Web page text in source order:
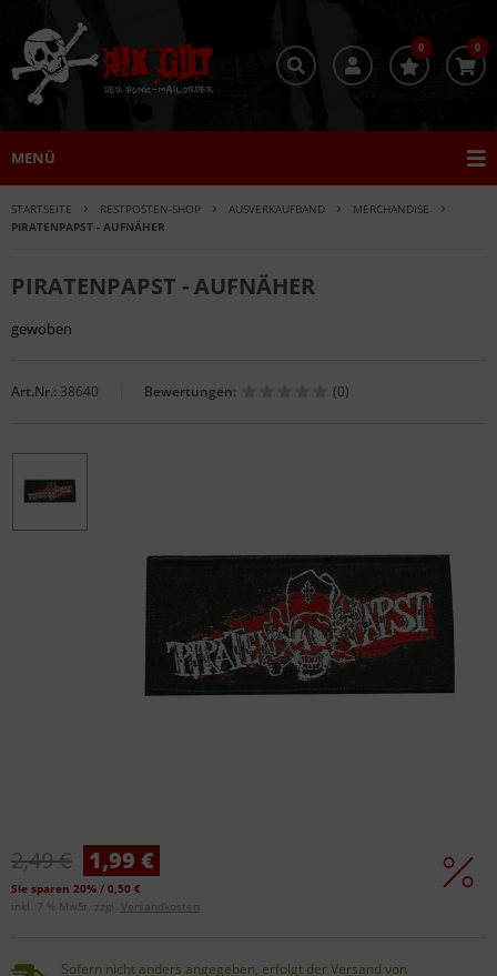
0 0
MENÜ
STARTSEITE RESTPOSTEN-SHOP AUSVERKAUFBAND
MERCHANDISE
PIRATENPAPST - AUFNÄHER
PIRATENPAPST - AUFNÄHER
gewoben
Art.Nr.: 38640 Bewertungen: (0)
2,49 € 1,99 €
Sie sparen 20% / 0,50 €
inkl. 7 % MwSt. zzgl. Versandkosten
Sofern nicht anders angegeben, erfolgt der Versand von